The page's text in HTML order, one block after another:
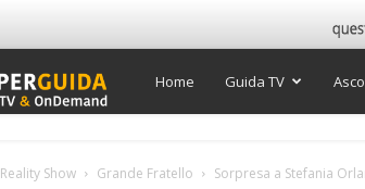
Super
Home Guida TV
Reality Show Grande Fratello Sorpresa a Stefania